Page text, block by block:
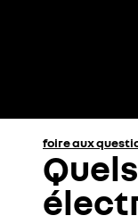
foire aux